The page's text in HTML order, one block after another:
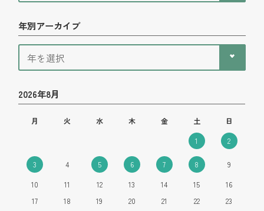
年別アーカイブ
2026年8月
月 火 水 木 金 土 日
1 2
3 4 5 6 7 8
9
10
11 12 13 14 15
16
17
18 19 20 21 22
23